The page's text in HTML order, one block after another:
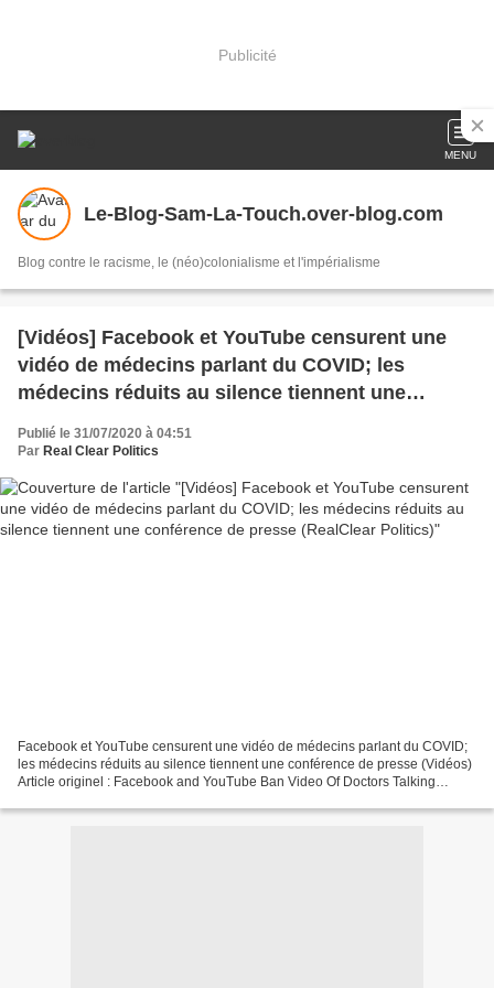
Publicité
MENU
Le-Blog-Sam-La-Touch.over-blog.com
Blog contre le racisme, le (néo)colonialisme et l'impérialisme
[Vidéos] Facebook et YouTube censurent une
vidéo de médecins parlant du COVID; les
médecins réduits au silence tiennent une
conférence de presse (RealClear Politics)
Publié le 31/07/2020 à 04:51
Par Real Clear Politics
Facebook et YouTube censurent une vidéo de médecins parlant du COVID;
les médecins réduits au silence tiennent une conférence de presse (Vidéos)
Article originel : Facebook and YouTube Ban Video Of Doctors Talking